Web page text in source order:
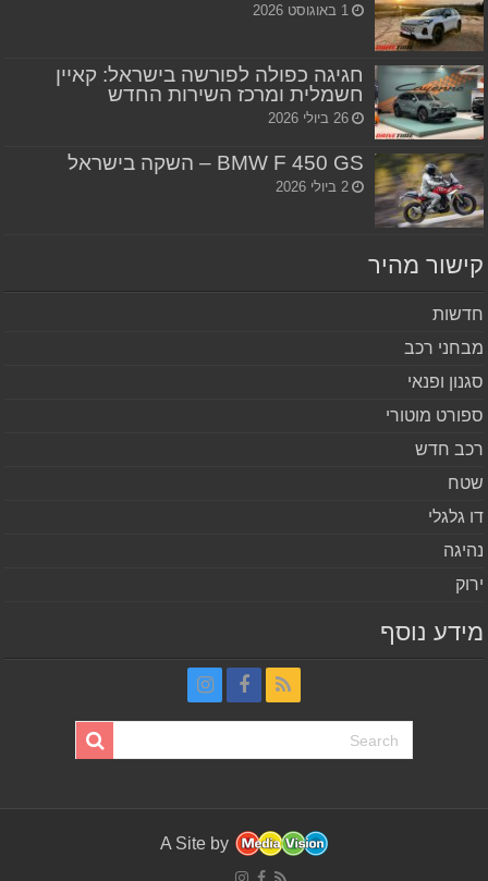
1 באוגוסט 2026
חגיגה כפולה לפורשה בישראל: קאיין
חשמלית ומרכז השירות החדש
26 ביולי 2026
BMW F 450 GS – השקה בישראל
2 ביולי 2026
מהיר
רכב
ופנאי
מוטורי
חדש
גלגלי
נוסף
A Site by